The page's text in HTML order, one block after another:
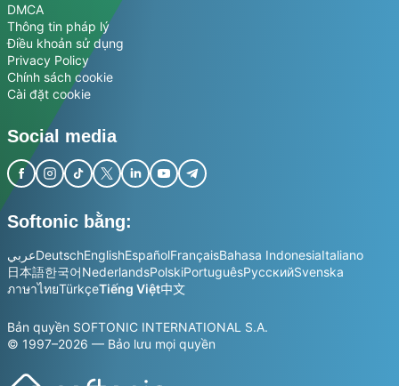
DMCA
Thông tin pháp lý
Điều khoản sử dụng
Privacy Policy
Chính sách cookie
Cài đặt cookie
Social media
Softonic bằng:
عربيDeutschEnglishEspañolFrançaisBahasa IndonesiaItaliano
日本語한국어NederlandsPolskiPortuguêsРусскийSvenska
ภาษาไทยTürkçeTiếng Việt中文
Bản quyền SOFTONIC INTERNATIONAL S.A.
© 1997–2026 — Bảo lưu mọi quyền